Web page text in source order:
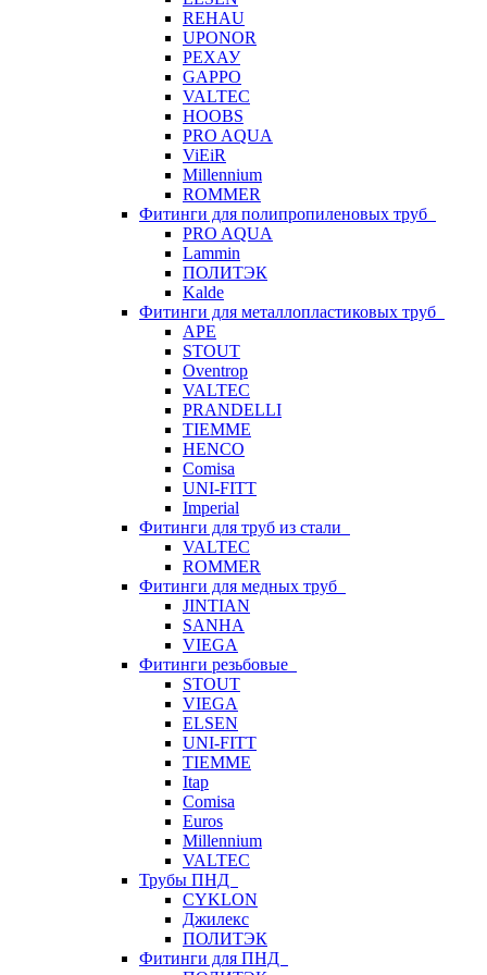
REHAU
UPONOR
РЕХАУ
GAPPO
VALTEC
HOOBS
PRO AQUA
ViEiR
Millennium
ROMMER
Фитинги для полипропиленовых труб
PRO AQUA
Lammin
ПОЛИТЭК
Kalde
Фитинги для металлопластиковых труб
APE
STOUT
Oventrop
VALTEC
PRANDELLI
TIEMME
HENCO
Comisa
UNI-FITT
Imperial
Фитинги для труб из стали
VALTEC
ROMMER
Фитинги для медных труб
JINTIAN
SANHA
VIEGA
Фитинги резьбовые
STOUT
VIEGA
ELSEN
UNI-FITT
TIEMME
Itap
Comisa
Euros
Millennium
VALTEC
Трубы ПНД
CYKLON
Джилекс
ПОЛИТЭК
Фитинги для ПНД